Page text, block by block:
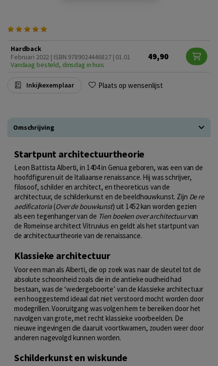
Hardback
Februari 2022 | ISBN 9789024446827 | 01.01
Vandaag besteld, dinsdag in huis
49,90
Inkijkexemplaar Plaats op wensenlijst
Omschrijving
Startpunt architectuurtheorie
Leon Battista Alberti, in 1404 in Genua geboren, was een van de
hoofdfiguren uit de Italiaanse renaissance. Hij was schrijver,
filosoof, schilder en architect, en theoreticus van de
architectuur, de schilderkunst en de beeldhouwkunst. Zijn De re
aedificatoria(Over de bouwkunst) uit 1452 kan worden gezien
als een tegenhanger van de Tien boeken over architectuurvan
de Romeinse architect Vitruvius en geldt als het startpunt van
de architectuurtheorie van de renaissance.
Klassieke architectuur
Voor een man als Alberti, die op zoek was naar de sleutel tot de
absolute schoonheid zoals die in de antieke oudheid had
bestaan, was de ‘wedergeboorte’ van de klassieke architectuur
een hooggestemd ideaal dat niet verstoord mocht worden door
modegrillen. Vooruitgang was volgen hem te bereiken door het
navolgen van grote, met recht klassieke voorbeelden. De
nieuwe ingevingen die daaruit voortkwamen, zouden weer door
anderen nagevolgd kunnen worden.
Schilderkunst en wiskunde